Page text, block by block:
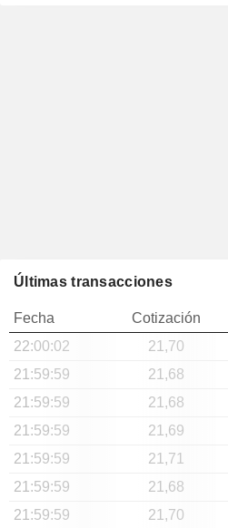
Últimas transacciones
Fecha Cotización
22:00:02
21,70
21:59:59
21,68
21:59:59
21,68
21:59:59
21,69
21:59:59
21,71
21:59:59
21,68
21:59:59
21,70